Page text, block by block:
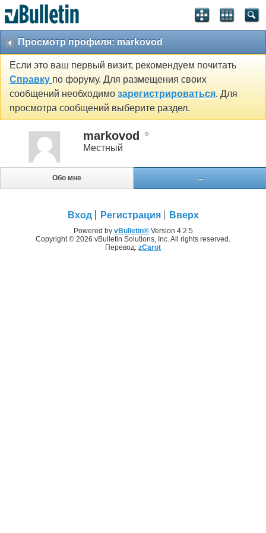
Просмотр профиля: markovod
Если это ваш первый визит, рекомендуем почитать
Справку по форуму. Для размещения своих
сообщений необходимо зарегистрироваться. Для
просмотра сообщений выберите раздел.
markovod
Местный
Обо мне ...
Вход Регистрация Вверх
Powered by vBulletin®Version 4.2.5
Copyright © 2026 vBulletin Solutions, Inc. All rights reserved.
Перевод: zCarot